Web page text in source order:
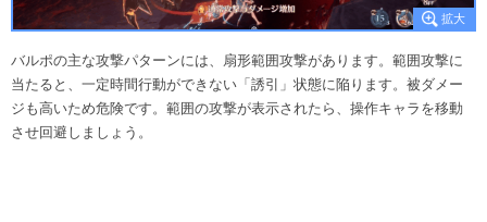
バルポの主な攻撃パターンには、扇形範囲攻撃があります。範囲攻撃に
当たると、一定時間行動ができない「誘引」状態に陥ります。被ダメー
ジも高いため危険です。範囲の攻撃が表示されたら、操作キャラを移動
させ回避しましょう。